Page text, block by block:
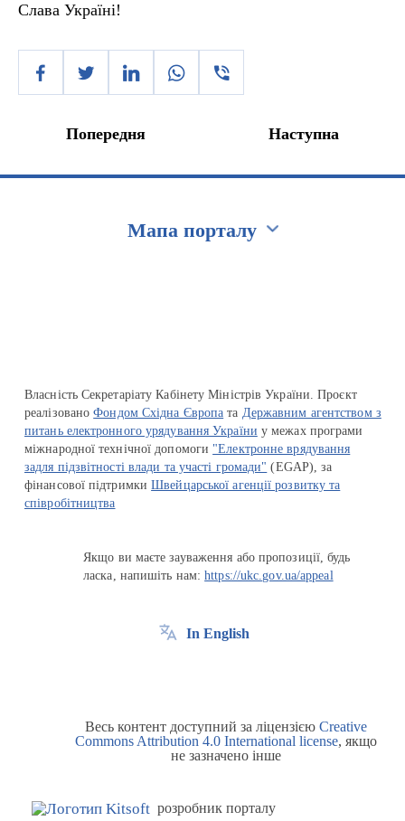
Слава Україні!
Попередня Наступна
Мапа порталу
Власність Секретаріату Кабінету Міністрів України. Проєкт
реалізованоФондом Східна Європа та Державним агентством з
питань електронного урядування України у межах програми
міжнародної технічної допомоги "Електронне врядування
задля підзвітності влади та участі громади" (EGAP), за
фінансової підтримкиШвейцарської агенції розвитку та
співробітництва
Якщо ви маєте зауваження або пропозиції, будь
ласка, напишіть нам:https://ukc.gov.ua/appeal
In English
Весь контент доступний за ліцензією Creative
Commons Attribution 4.0 International license, якщо
не зазначено інше
розробник порталу